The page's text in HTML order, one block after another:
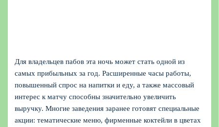
Для владельцев пабов эта ночь может стать одной из
самых прибыльных за год. Расширенные часы работы,
повышенный спрос на напитки и еду, а также массовый
интерес к матчу способны значительно увеличить
выручку. Многие заведения заранее готовят специальные
акции: тематические меню, фирменные коктейли в цветах